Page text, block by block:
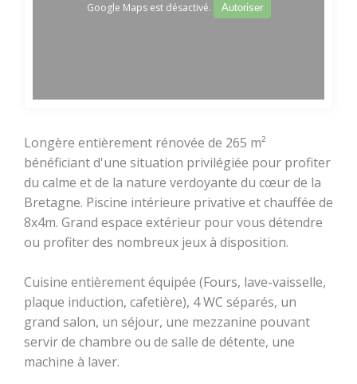
BOUGER
Randonnée, trail,
VTT, balade à
cheval...
Sorties en famille
Centre équestre
Golf
Google Maps est désactivé. Autoriser
Longère entièrement rénovée de 265 m²
bénéficiant d'une situation privilégiée pour profiter
du calme et de la nature verdoyante du cœur de la
Bretagne. Piscine intérieure privative et chauffée de
8x4m. Grand espace extérieur pour vous détendre
ou profiter des nombreux jeux à disposition.
Cuisine entièrement équipée (Fours, lave-vaisselle,
plaque induction, cafetière), 4 WC séparés, un
grand salon, un séjour, une mezzanine pouvant
servir de chambre ou de salle de détente, une
machine à laver.